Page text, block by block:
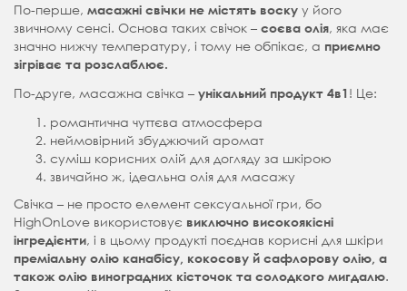
По-перше, масажні свічки не містять воску у його
звичному сенсі. Основа таких свічок – соєва олія, яка має
значно нижчу температуру, і тому не обпікає, а приємно
зігріває та розслаблює.
По-друге, масажна свічка – унікальний продукт 4в1! Це:
романтична чуттєва атмосфера
неймовірний збуджючий аромат
суміш корисних олій для догляду за шкірою
звичайно ж, ідеальна олія для масажу
Свічка – не просто елемент сексуальної гри, бо
HighOnLove використовує виключно високоякісні
інгредієнти, і в цьому продукті поєднав корисні для шкіри
преміальну олію канабісу, кокосову й сафлорову олію, а
також олію виноградних кісточок та солодкого мигдалю.